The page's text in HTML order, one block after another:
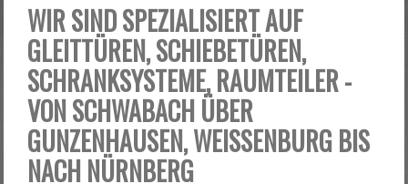
WIR SIND SPEZIALISIERT AUF
GLEITTÜREN, SCHIEBETÜREN,
SCHRANKSYSTEME, RAUMTEILER -
VON SCHWABACH ÜBER
GUNZENHAUSEN, WEISSENBURG BIS N
ACH NÜRNBERG